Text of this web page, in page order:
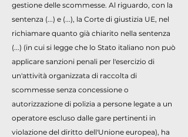
gestione delle scommesse. Al riguardo, con la
sentenza (...) e (...), la Corte di giustizia UE, nel
richiamare quanto già chiarito nella sentenza
(...) (in cui si legge che lo Stato italiano non può
applicare sanzioni penali per l'esercizio di
un'attività organizzata di raccolta di
scommesse senza concessione o
autorizzazione di polizia a persone legate a un
operatore escluso dalle gare pertinenti in
violazione del diritto dell'Unione europea), ha